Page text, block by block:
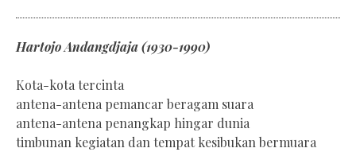
Hartojo Andangdjaja (1930-1990)
Kota-kota tercinta
antena-antena pemancar beragam suara
antena-antena penangkap hingar dunia
timbunan kegiatan dan tempat kesibukan bermuara